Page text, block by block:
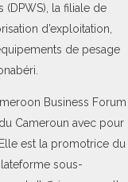
(DPWS), la filiale de
d’exploitation,
de pesage
Business Forum
Cameroun avec pour
est la promotrice du
sous-